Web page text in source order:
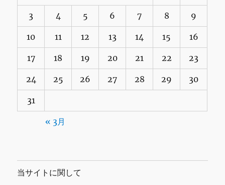
3 4 5 6 7 8 9
10 11 12 13 14 15 16
17 18 19 20 21 22 23
24 25 26 27 28 29 30
31
« 3月
当サイトに関して